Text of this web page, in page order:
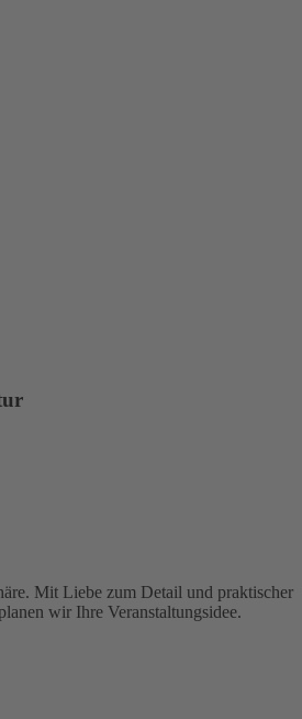
Mit Liebe zum Detail und praktischer
wir Ihre Veranstaltungsidee.